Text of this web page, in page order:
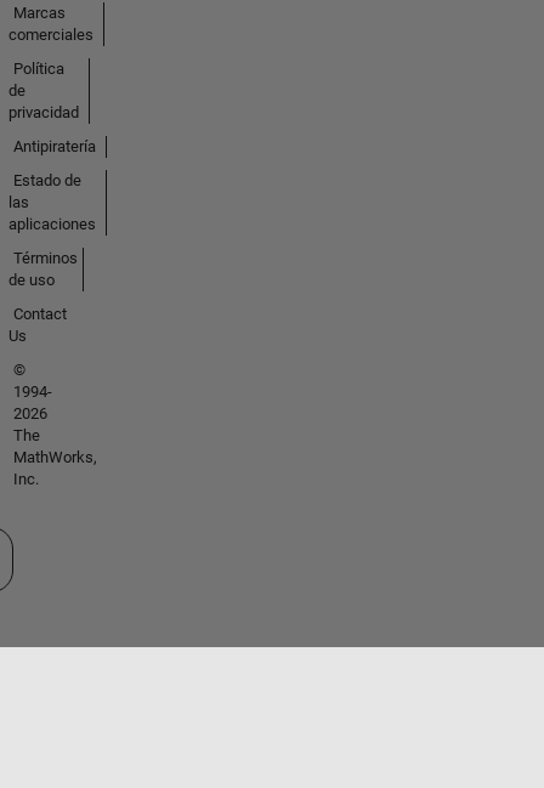
Marcas
comerciales
Política
de
privacidad
Antipiratería
Estado de
las
aplicaciones
Términos
de uso
Contact
Us
©
1994-
2026
The
MathWorks,
Inc.
un país/idioma